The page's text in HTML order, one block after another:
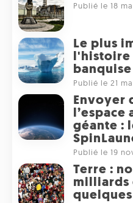
Publié le 18
Le plus
l'histoire
Publié le 21
Envoyer
géante :
Publié le 19
Terre :
milliards